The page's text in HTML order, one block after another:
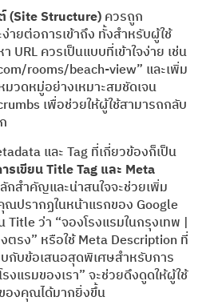
(Site Structure)ควรถูก
ายต่อการเข้าถึง ทั้งสำหรับผู้ใช้
URL ควรเป็นแบบที่เข้าใจง่าย เช่น
rooms/beach-view” และเพิ่ม
วดหมู่อย่างเหมาะสมชัดเจน
เพื่อช่วยให้ผู้ใช้สามารถกลับ
และ Tag ที่เกี่ยวข้องก็เป็น
รเขียน Title Tag และ Meta
กสำคัญและน่าสนใจจะช่วยเพิ่ม
ณปรากฏในหน้าแรกของ Google
Title ว่า “จองโรงแรมในกรุงเทพ |
รง” หรือใช้ Meta Description ที่
กับข้อเสนอสุดพิเศษสำหรับการ
งแรมของเรา” จะช่วยดึงดูดให้ผู้ใช้
องคุณได้มากยิ่งขึ้น